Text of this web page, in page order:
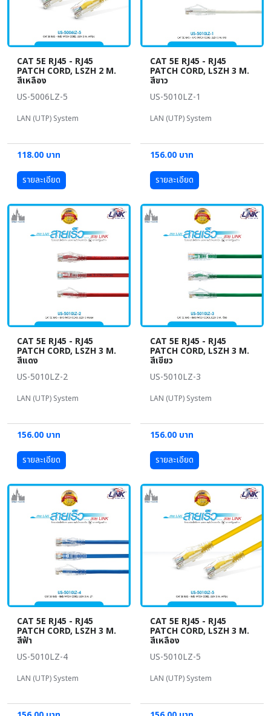
CAT 5E RJ45 - RJ45
PATCH CORD, LSZH 2 M.
สีเหลือง
US-5006LZ-5
LAN (UTP) System
118.00 บาท
รายละเอียด
CAT 5E RJ45 - RJ45
PATCH CORD, LSZH 3 M.
สีขาว
US-5010LZ-1
LAN (UTP) System
156.00 บาท
รายละเอียด
CAT 5E RJ45 - RJ45
PATCH CORD, LSZH 3 M.
สีแดง
US-5010LZ-2
LAN (UTP) System
156.00 บาท
รายละเอียด
CAT 5E RJ45 - RJ45
PATCH CORD, LSZH 3 M.
สีเขียว
US-5010LZ-3
LAN (UTP) System
156.00 บาท
รายละเอียด
CAT 5E RJ45 - RJ45
PATCH CORD, LSZH 3 M.
สีฟ้า
US-5010LZ-4
LAN (UTP) System
CAT 5E RJ45 - RJ45
PATCH CORD, LSZH 3 M.
สีเหลือง
US-5010LZ-5
LAN (UTP) System